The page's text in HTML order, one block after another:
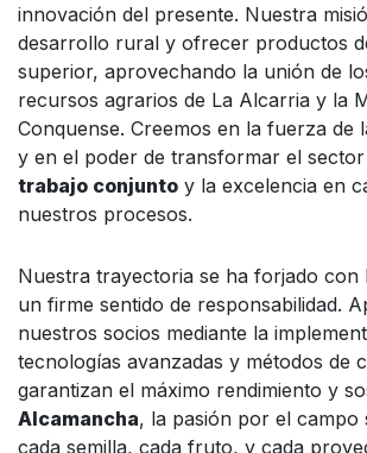
innovación del presente. Nuestra
desarrollo rural y ofrecer productos
superior, aprovechando la unión de
recursos agrarios de La Alcarria y la
Conquense. Creemos en la fuerza de
y en el poder de transformar el
trabajo conjunto y la excelencia en
nuestros procesos.
Nuestra trayectoria se ha forjado con
un firme sentido de responsabilidad.
nuestros socios mediante la
tecnologías avanzadas y métodos de
garantizan el máximo rendimiento y
Alcamancha, la pasión por el campo
cada semilla, cada fruto, y cada